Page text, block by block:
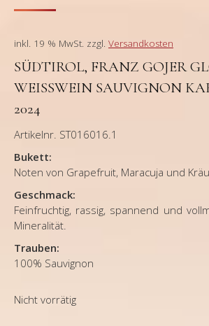
inkl. 19 % MwSt. zzgl. Versandkosten
SÜDTIROL, FRANZ GOJER
WEISSWEIN SAUVIGNON
024
Artikelnr. ST016016.1
Bukett:
Noten von Grapefruit, Maracuja und
Geschmack:
Feinfruchtig, rassig, spannend und
Mineralität.
Trauben:
100% Sauvignon
Nicht vorrätig